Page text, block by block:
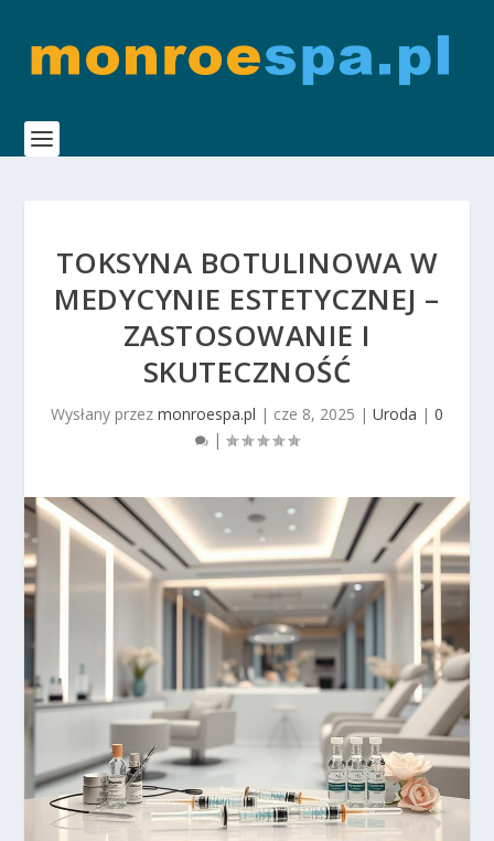
TOKSYNA BOTULINOWA W
MEDYCYNIE ESTETYCZNEJ –
ZASTOSOWANIE I
SKUTECZNOŚĆ
Wysłany przez monroespa.pl | cze 8, 2025 | Uroda | 0
|